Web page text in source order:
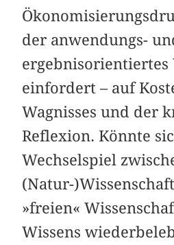
der anwendungs-
ergebnisorientiertes
einfordert – auf
Wagnisses und der
Reflexion. Könnte
Wechselspiel
(Natur-
»freien«
Wissens